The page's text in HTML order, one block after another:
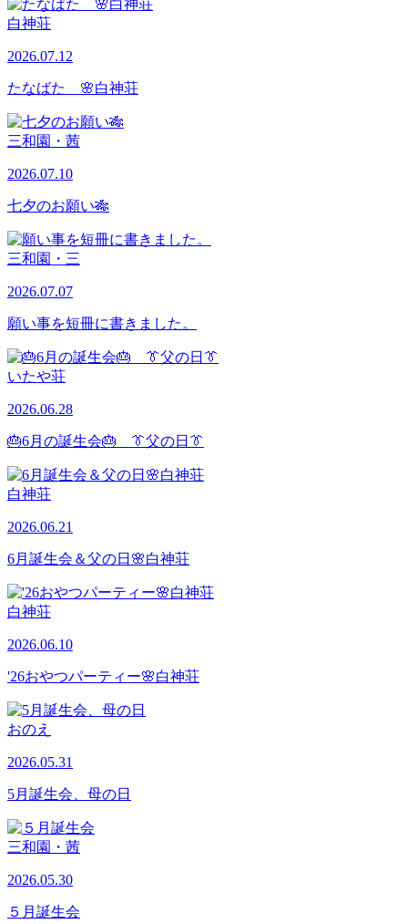
白神荘
2026.07.12
たなばた 🌸白神荘
三和園・茜
2026.07.10
七夕のお願い🎋
三和園・三
2026.07.07
願い事を短冊に書きました。
いたや荘
2026.06.28
🎂6月の誕生会🎂 👔父の日👔
白神荘
2026.06.21
6月誕生会＆父の日🌸白神荘
白神荘
2026.06.10
'26おやつパーティー🌸白神荘
おのえ
2026.05.31
5月誕生会、母の日
三和園・茜
2026.05.30
５月誕生会